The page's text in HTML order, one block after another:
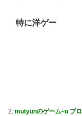
ん・・・
欧州「日本だけ
ュアになってし
特に洋ゲー
2: mutyunのゲーム+α ブロ